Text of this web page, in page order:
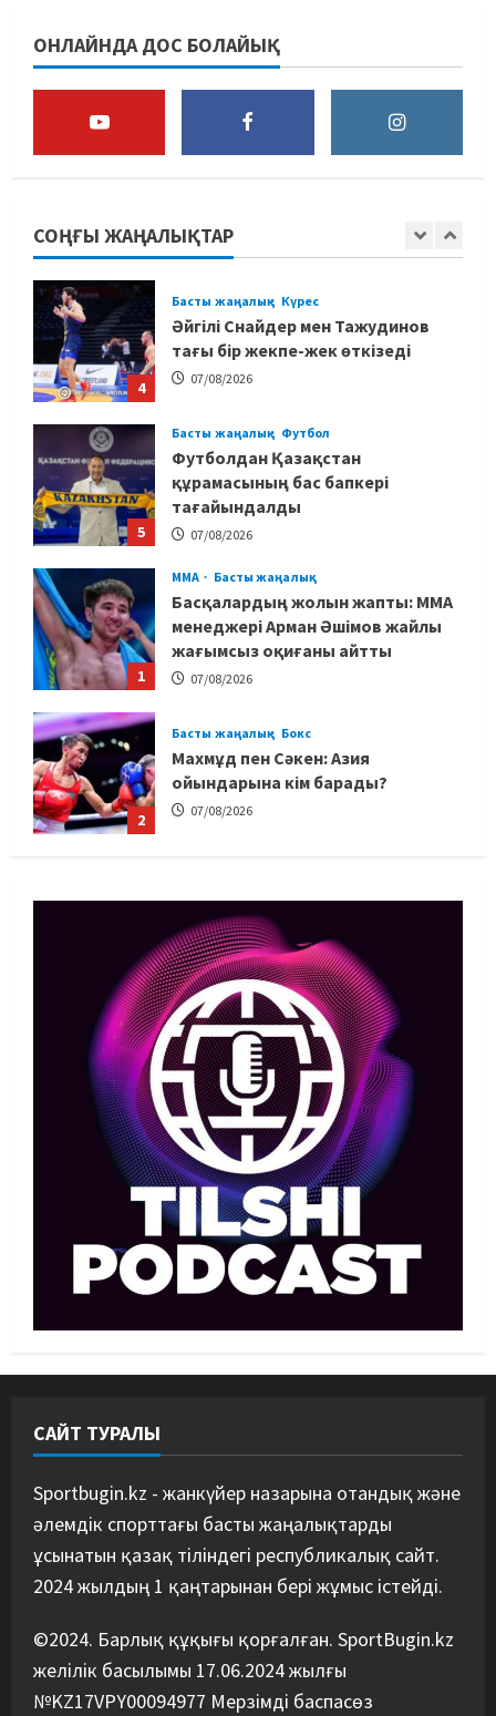
ОНЛАЙНДА ДОС БОЛАЙЫҚ
СОҢҒЫ ЖАҢАЛЫҚТАР
Махмұд пен Сәкен: Азия
ойындарына кім барады?
07/08/2026
3 07/08/2026
4
Басты жаңалық Күрес
Әйгілі Снайдер мен Тажудинов
тағы бір жекпе-жек өткізеді
07/08/2026
5
Басты жаңалық Футбол
Футболдан Қазақстан
құрамасының бас бапкері
тағайындалды
07/08/2026
1
MMA Басты жаңалық
Басқалардың жолын жапты: ММА
менеджері Арман Әшімов жайлы
жағымсыз оқиғаны айтты
07/08/2026
2
Басты жаңалық Бокс
Махмұд пен Сәкен: Азия
ойындарына кім барады?
07/08/2026
3
файтері өзінен үш есе ауыр
балуанды таза жеңді
07/08/2026
4
Басты жаңалық Күрес
Әйгілі Снайдер мен Тажудинов
тағы бір жекпе-жек өткізеді
07/08/2026
Басты жаңалық Футбол
Футболдан Қазақстан
құрамасының бас бапкері
тағайындалды
07/08/2026
САЙТ ТУРАЛЫ
Sportbugin.kz - жанкүйер назарына отандық және
әлемдік спорттағы басты жаңалықтарды
ұсынатын қазақ тіліндегі республикалық сайт.
2024 жылдың 1 қаңтарынан бері жұмыс істейді.
©2024. Барлық құқығы қорғалған. SportBugin.kz
желілік басылымы 17.06.2024 жылғы
№KZ17VPY00094977 Мерзімді баспасөз